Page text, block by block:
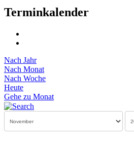
Terminkalender
Nach Jahr
Nach Monat
Nach Woche
Heute
Gehe zu Monat